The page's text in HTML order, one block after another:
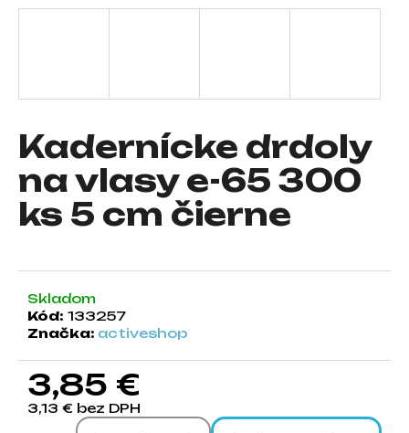
Kadernícke drdoly
na vlasy e-65 300
ks 5 cm čierne
Skladom
Kód: 133257
Značka: activeshop
3,85 €
3,13 € bez DPH
Jednotková cena:
ť
HĽADAŤ
d
p
r
ú
č